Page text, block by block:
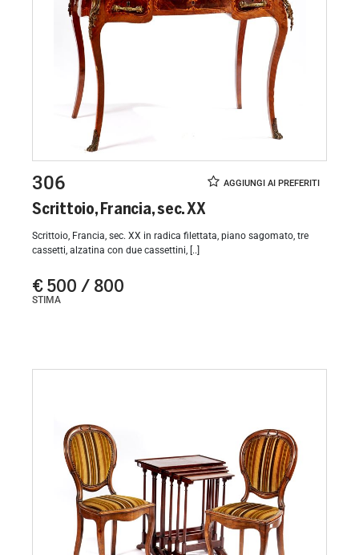
306
Scrittoio, Francia, sec. XX
Scrittoio, Francia, sec. XX in radica filettata, piano sagomato, tre
cassetti, alzatina con due cassettini, [..]
€ 500 / 800
STIMA